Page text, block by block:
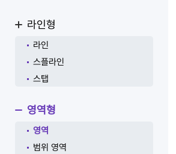
라인형
라인
스플라인
스탭
영역형
영역
범위 영역